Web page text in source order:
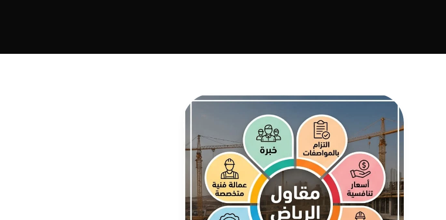
افضل
مقاول
في
الرياض
2026
لتنفيذ
البناء